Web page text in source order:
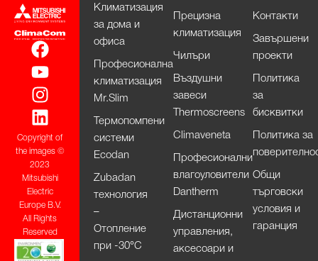
Copyright of
the images ©
2023
Mitsubishi
Electric
Europe B.V.
All Rights
Reserved
Климатизация
за дома и
офиса
Професионална
климатизация
Mr.Slim
Термопомпени
системи
Ecodan
Zubadan
технология
–
Отопление
при -30°С
Прецизна
климатизация
Чилъри
Въздушни
завеси
Thermoscreens
Climaveneta
Професионални
влагоуловители
Dantherm
Дистанционни
управления,
аксесоари и
Контакти
Завършени
проекти
Политика
за
бисквитки
Политика за
Общи
търговски
условия и
гаранция